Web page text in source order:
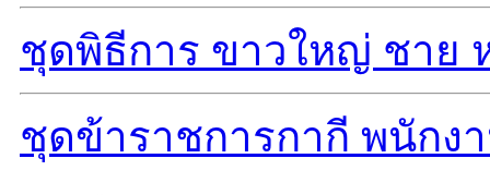
ชุดพิธีการ ขาวใหญ่ ชาย
ชุดข้าราชการกากี พนักง